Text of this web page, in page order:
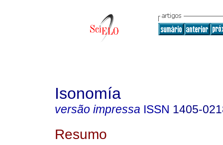
Isonomía
versão impressa ISSN 1405-
Resumo